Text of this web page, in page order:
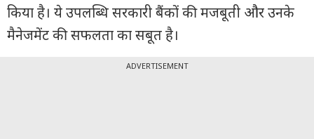
वीडियो
ट्रेंडिंग
किया है। ये उपलब्धि सरकारी बैंकों की मजबूती और उनके
मैनेजमेंट की सफलता का सबूत है।
ADVERTISEMENT